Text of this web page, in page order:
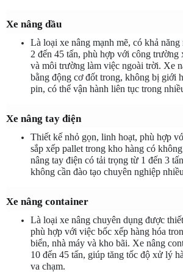
Xe nâng dầu
Là loại xe nâng mạnh mẽ, có khả
2 đến 45 tấn, phù hợp với công trường
và môi trường làm việc ngoài trời. Xe
bằng động cơ đốt trong, không bị giới
pin, có thể vận hành liên tục trong
Xe nâng tay điện
Thiết kế nhỏ gọn, linh hoạt, phù hợp
sắp xếp pallet trong kho hàng có
nâng tay điện có tải trọng từ 1 đến 3
không cần đào tạo chuyên nghiệp
Xe nâng container
Là loại xe nâng chuyên dụng được
phù hợp với việc bốc xếp hàng hóa
biển, nhà máy và kho bãi. Xe nâng
10 đến 45 tấn, giúp tăng tốc độ xử lý
va chạm.